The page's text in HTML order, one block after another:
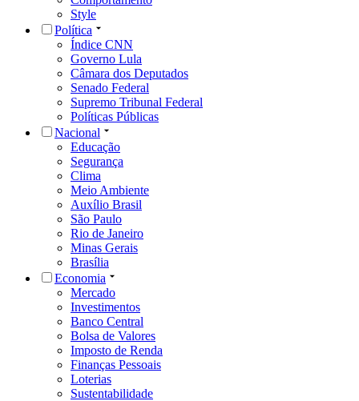
Style
Política
Índice CNN
Governo Lula
Câmara dos Deputados
Senado Federal
Supremo Tribunal Federal
Políticas Públicas
Nacional
Educação
Segurança
Clima
Meio Ambiente
Auxílio Brasil
São Paulo
Rio de Janeiro
Minas Gerais
Brasília
Economia
Mercado
Investimentos
Banco Central
Bolsa de Valores
Imposto de Renda
Finanças Pessoais
Loterias
Sustentabilidade